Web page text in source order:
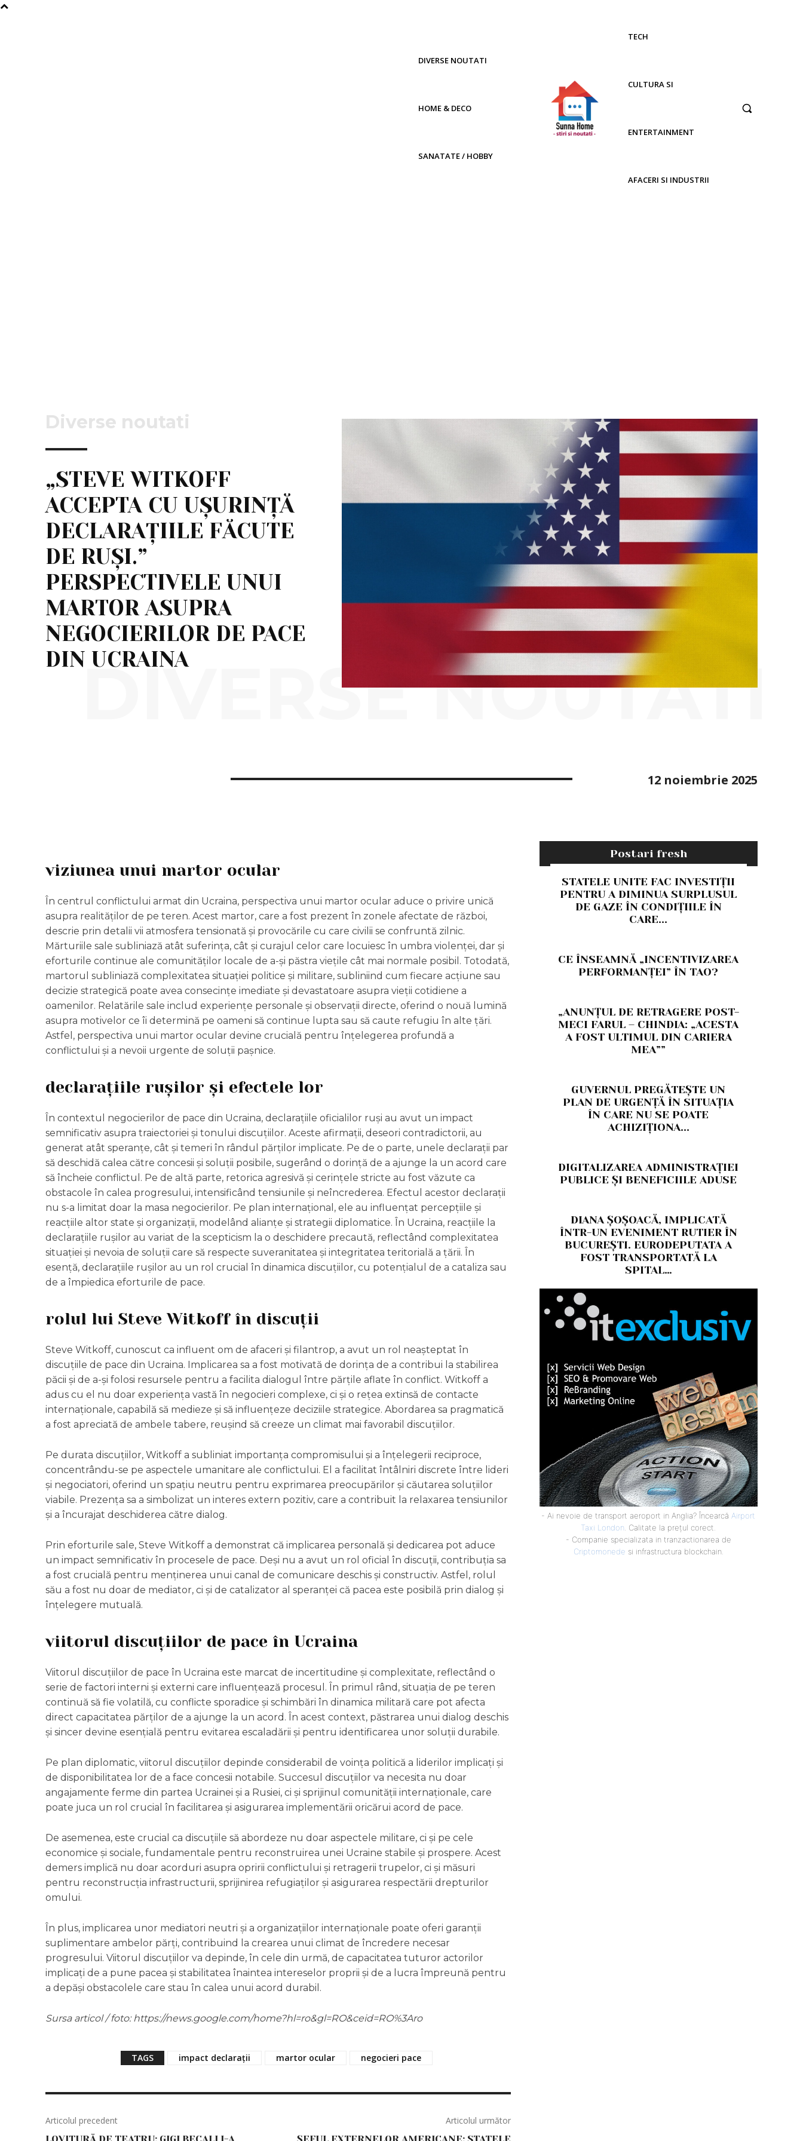
DIVERSE NOUTATI
HOME & DECO
SANATATE / HOBBY
TECH
CULTURA SI
ENTERTAINMENT
AFACERI SI INDUSTRII
Diverse noutati
„STEVE WITKOFF
ACCEPTA CU UȘURINȚĂ
DECLARAȚIILE FĂCUTE
DE RUȘI.”
PERSPECTIVELE UNUI
MARTOR ASUPRA
NEGOCIERILOR DE PACE
DIN UCRAINA
DIVERSE NOUTATI
12 noiembrie 2025
viziunea unui martor ocular
În centrul conflictului armat din Ucraina, perspectiva unui martor ocular aduce o privire unică
asupra realităților de pe teren. Acest martor, care a fost prezent în zonele afectate de război,
descrie prin detalii vii atmosfera tensionată și provocările cu care civilii se confruntă zilnic.
Mărturiile sale subliniază atât suferința, cât și curajul celor care locuiesc în umbra violenței, dar și
eforturile continue ale comunităților locale de a-și păstra viețile cât mai normale posibil. Totodată,
martorul subliniază complexitatea situației politice și militare, subliniind cum fiecare acțiune sau
decizie strategică poate avea consecințe imediate și devastatoare asupra vieții cotidiene a
oamenilor. Relatările sale includ experiențe personale și observații directe, oferind o nouă lumină
asupra motivelor ce îi determină pe oameni să continue lupta sau să caute refugiu în alte țări.
Astfel, perspectiva unui martor ocular devine crucială pentru înțelegerea profundă a
conflictului și a nevoii urgente de soluții pașnice.
declarațiile rușilor și efectele lor
În contextul negocierilor de pace din Ucraina, declarațiile oficialilor ruși au avut un impact
semnificativ asupra traiectoriei și tonului discuțiilor. Aceste afirmații, deseori contradictorii, au
generat atât speranțe, cât și temeri în rândul părților implicate. Pe de o parte, unele declarații par
să deschidă calea către concesii și soluții posibile, sugerând o dorință de a ajunge la un acord care
să încheie conflictul. Pe de altă parte, retorica agresivă și cerințele stricte au fost văzute ca
obstacole în calea progresului, intensificând tensiunile și neîncrederea. Efectul acestor declarații
nu s-a limitat doar la masa negocierilor. Pe plan internațional, ele au influențat percepțiile și
reacțiile altor state și organizații, modelând alianțe și strategii diplomatice. În Ucraina, reacțiile la
declarațiile rușilor au variat de la scepticism la o deschidere precaută, reflectând complexitatea
situației și nevoia de soluții care să respecte suveranitatea și integritatea teritorială a țării. În
esență, declarațiile rușilor au un rol crucial în dinamica discuțiilor, cu potențialul de a cataliza sau
de a împiedica eforturile de pace.
rolul lui Steve Witkoff în discuții
Steve Witkoff, cunoscut ca influent om de afaceri și filantrop, a avut un rol neașteptat în
discuțiile de pace din Ucraina. Implicarea sa a fost motivată de dorința de a contribui la stabilirea
păcii și de a-și folosi resursele pentru a facilita dialogul între părțile aflate în conflict. Witkoff a
adus cu el nu doar experiența vastă în negocieri complexe, ci și o rețea extinsă de contacte
internaționale, capabilă să medieze și să influențeze deciziile strategice. Abordarea sa pragmatică
a fost apreciată de ambele tabere, reușind să creeze un climat mai favorabil discuțiilor.
Pe durata discuțiilor, Witkoff a subliniat importanța compromisului și a înțelegerii reciproce,
concentrându-se pe aspectele umanitare ale conflictului. El a facilitat întâlniri discrete între lideri
și negociatori, oferind un spațiu neutru pentru exprimarea preocupărilor și căutarea soluțiilor
viabile. Prezența sa a simbolizat un interes extern pozitiv, care a contribuit la relaxarea tensiunilor
și a încurajat deschiderea către dialog.
Prin eforturile sale, Steve Witkoff a demonstrat că implicarea personală și dedicarea pot aduce
un impact semnificativ în procesele de pace. Deși nu a avut un rol oficial în discuții, contribuția sa
a fost crucială pentru menținerea unui canal de comunicare deschis și constructiv. Astfel, rolul
său a fost nu doar de mediator, ci și de catalizator al speranței că pacea este posibilă prin dialog și
înțelegere mutuală.
viitorul discuțiilor de pace în Ucraina
Viitorul discuțiilor de pace în Ucraina este marcat de incertitudine și complexitate, reflectând o
serie de factori interni și externi care influențează procesul. În primul rând, situația de pe teren
continuă să fie volatilă, cu conflicte sporadice și schimbări în dinamica militară care pot afecta
direct capacitatea părților de a ajunge la un acord. În acest context, păstrarea unui dialog deschis
și sincer devine esențială pentru evitarea escaladării și pentru identificarea unor soluții durabile.
Pe plan diplomatic, viitorul discuțiilor depinde considerabil de voința politică a liderilor implicați și
de disponibilitatea lor de a face concesii notabile. Succesul discuțiilor va necesita nu doar
angajamente ferme din partea Ucrainei și a Rusiei, ci și sprijinul comunității internaționale, care
poate juca un rol crucial în facilitarea și asigurarea implementării oricărui acord de pace.
De asemenea, este crucial ca discuțiile să abordeze nu doar aspectele militare, ci și pe cele
economice și sociale, fundamentale pentru reconstruirea unei Ucraine stabile și prospere. Acest
demers implică nu doar acorduri asupra opririi conflictului și retragerii trupelor, ci și măsuri
pentru reconstrucția infrastructurii, sprijinirea refugiaților și asigurarea respectării drepturilor
omului.
În plus, implicarea unor mediatori neutri și a organizațiilor internaționale poate oferi garanții
suplimentare ambelor părți, contribuind la crearea unui climat de încredere necesar
progresului. Viitorul discuțiilor va depinde, în cele din urmă, de capacitatea tuturor actorilor
implicați de a pune pacea și stabilitatea înaintea intereselor proprii și de a lucra împreună pentru
a depăși obstacolele care stau în calea unui acord durabil.
Sursa articol / foto: https://news.google.com/home?hl=ro&gl=RO&ceid=RO%3Aro
TAGS impact declarații martor ocular negocieri pace
Articolul precedent
Articolul următor
Postari fresh
STATELE UNITE FAC INVESTIȚII
PENTRU A DIMINUA SURPLUSUL
DE GAZE ÎN CONDIȚIILE ÎN
CARE...
CE ÎNSEAMNĂ „INCENTIVIZAREA
PERFORMANȚEI” ÎN TAO?
„ANUNȚUL DE RETRAGERE POST-
MECI FARUL – CHINDIA: „ACESTA
A FOST ULTIMUL DIN CARIERA
MEA””
GUVERNUL PREGĂTEȘTE UN
PLAN DE URGENȚĂ ÎN SITUAȚIA
ÎN CARE NU SE POATE
ACHIZIȚIONA...
DIGITALIZAREA ADMINISTRAȚIEI
PUBLICE ȘI BENEFICIILE ADUSE
DIANA ȘOȘOACĂ, IMPLICATĂ
ÎNTR-UN EVENIMENT RUTIER ÎN
BUCUREȘTI. EURODEPUTATA A
FOST TRANSPORTATĂ LA
SPITAL…
- Ai nevoie de transport aeroport in Anglia? ÎncearcăAirport
Taxi London. Calitate la prețul corect.
- Companie specializata in tranzactionarea de
Criptomonede si infrastructura blockchain.